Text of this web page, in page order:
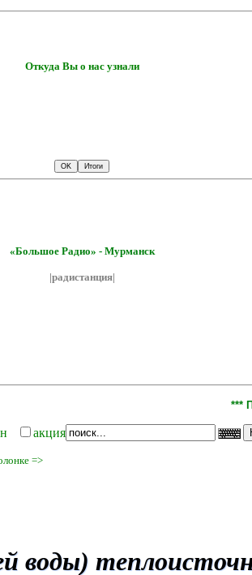
Откуда Вы о нас узнали
«Большое Радио» - Мурманск
|радистанция|
***
акция
=>
воды)